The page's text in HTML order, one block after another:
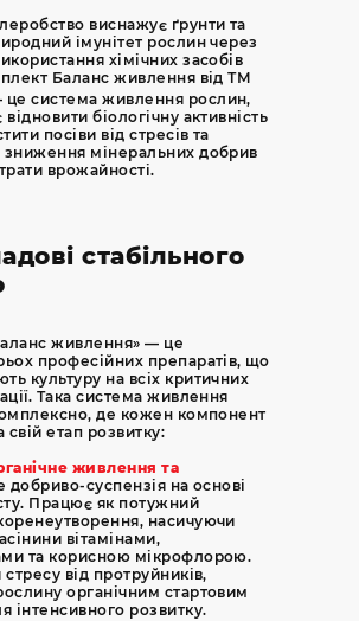
виснажує ґрунти та
імунітет рослин через
хімічних засобів
Баланс живлення від ТМ
це система живлення рослин,
біологічну активність
посіви від стресів та
зниження мінеральних добрив
врожайності.
стабільного
живлення» — це
професійних препаратів, що
культуру на всіх критичних
Така система живлення
де кожен компонент
свій етап розвитку:
живлення та
добриво-суспензія на основі
Працює як потужний
насичуючи
вітамінами,
та корисною мікрофлорою.
від протруйників,
органічним стартовим
інтенсивного розвитку.